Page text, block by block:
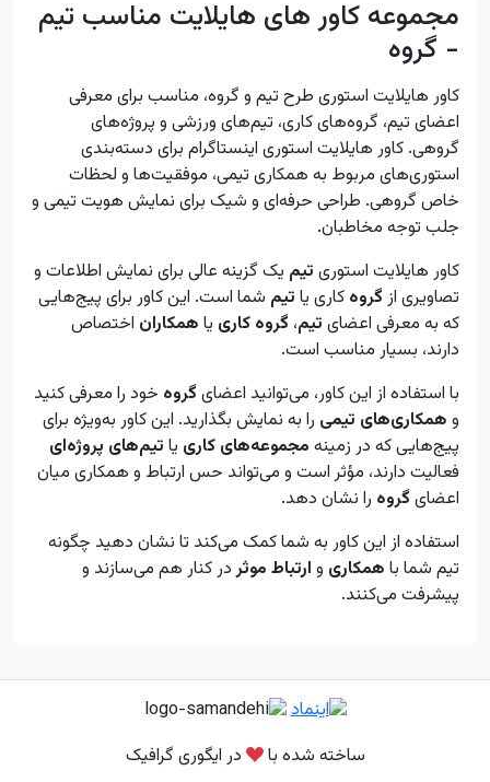
مجموعه کاور های هایلایت مناسب تیم
- گروه
کاور هایلایت استوری طرح تیم و گروه، مناسب برای معرفی
اعضای تیم، گروه‌های کاری، تیم‌های ورزشی و پروژه‌های
گروهی. کاور هایلایت استوری اینستاگرام برای دسته‌بندی
استوری‌های مربوط به همکاری تیمی، موفقیت‌ها و لحظات
خاص گروهی. طراحی حرفه‌ای و شیک برای نمایش هویت تیمی و
جلب توجه مخاطبان.
کاور هایلایت استوری تیم یک گزینه عالی برای نمایش اطلاعات و
تصاویری از گروه کاری یا تیم شما است. این کاور برای پیج‌هایی
که به معرفی اعضای تیم، گروه کاری یا همکاران اختصاص
دارند، بسیار مناسب است.
با استفاده از این کاور، می‌توانید اعضای گروه خود را معرفی کنید
و همکاری‌های تیمی را به نمایش بگذارید. این کاور به‌ویژه برای
پیج‌هایی که در زمینه مجموعه‌های کاری یا تیم‌های پروژه‌ای
فعالیت دارند، مؤثر است و می‌تواند حس ارتباط و همکاری میان
اعضای گروه را نشان دهد.
استفاده از این کاور به شما کمک می‌کند تا نشان دهید چگونه
تیم شما با همکاری و ارتباط موثردر کنار هم می‌سازند و
پیشرفت می‌کنند.
ساخته شده با در ایگوری گرافیک